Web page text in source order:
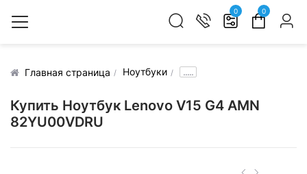
0 0
Главная страница Ноутбуки .....
Купить Ноутбук Lenovo V15 G4 AMN
82YU00VDRU